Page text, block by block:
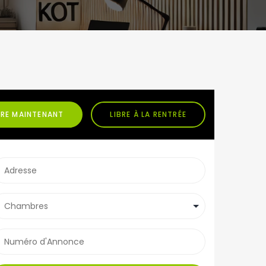
MAINTENANT LIBRE À LA RENTRÉE